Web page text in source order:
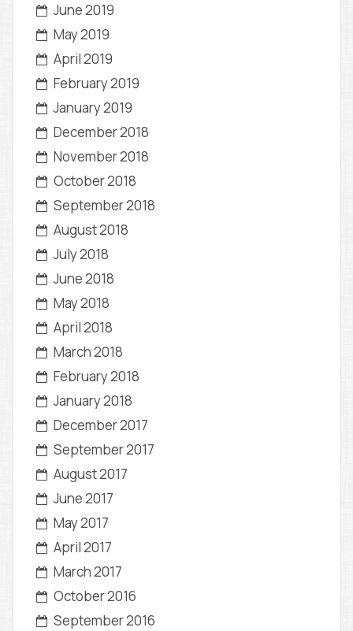
June 2019
May 2019
April 2019
February 2019
January 2019
December 2018
November 2018
October 2018
September 2018
August 2018
July 2018
June 2018
May 2018
April 2018
March 2018
February 2018
January 2018
December 2017
September 2017
August 2017
June 2017
May 2017
April 2017
March 2017
October 2016
September 2016